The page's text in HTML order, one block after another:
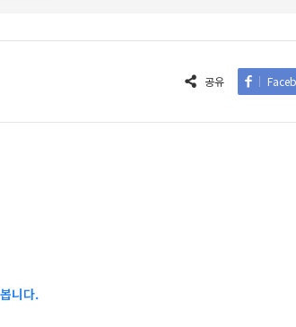
공유
니다.